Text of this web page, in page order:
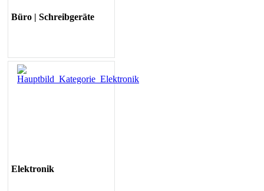
Büro | Schreibgeräte
Elektronik